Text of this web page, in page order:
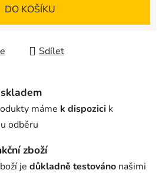
DO KOŠÍKU
Sdílet
máme k dispozici k
odběru
zboží
je důkladně testováno našimi